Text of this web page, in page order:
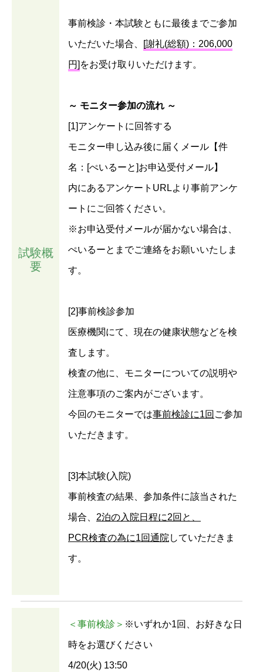
試験概
要
事前検診・本試験ともに最後までご参加
いただいた場合、 [謝礼(総額)：206,000
円] をお受け取りいただけます。
～ モニター参加の流れ ～
[1]アンケートに回答する
モニター申し込み後に届くメール【件
名：[ぺいるーと]お申込受付メール】
内にあるアンケートURLより事前アンケ
ートにご回答ください。
※お申込受付メールが届かない場合は、
ぺいるーとまでご連絡をお願いいたしま
す。
[2]事前検診参加
医療機関にて、現在の健康状態などを検
査します。
検査の他に、モニターについての説明や
注意事項のご案内がございます。
今回のモニターでは事前検診に1回 ご参加
いただきます。
[3]本試験(入院)
事前検査の結果、参加条件に該当された
場合、 2泊の入院日程に2回と、
PCR検査の為に1回通院 していただきま
す。
＜事前検診＞ ※いずれか1回、お好きな日
時をお選びください
4/20(火) 13:50